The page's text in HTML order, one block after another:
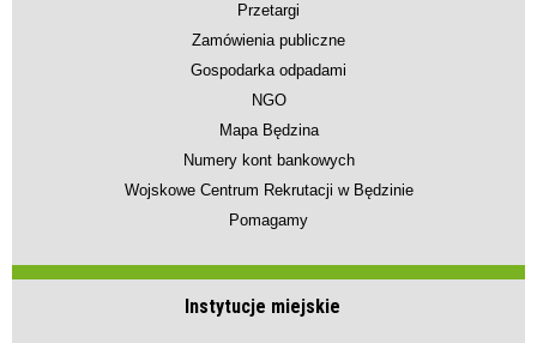
Przetargi
Zamówienia publiczne
Gospodarka odpadami
NGO
Mapa Będzina
Numery kont bankowych
Wojskowe Centrum Rekrutacji w Będzinie
Pomagamy
Instytucje miejskie